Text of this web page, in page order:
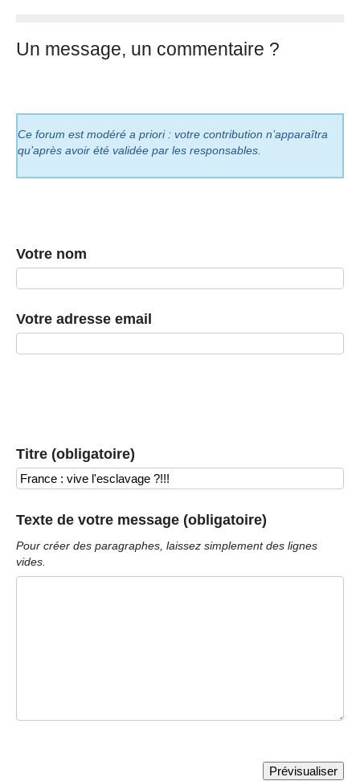
Un message, un commentaire ?
Ce forum est modéré a priori : votre contribution n’apparaîtra
qu’après avoir été validée par les responsables.
Votre nom
Votre adresse email
Titre (obligatoire)
Texte de votre message (obligatoire)
Pour créer des paragraphes, laissez simplement des lignes
vides.